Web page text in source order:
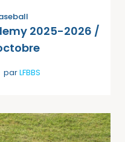
2025-2026 /
parLFBBS